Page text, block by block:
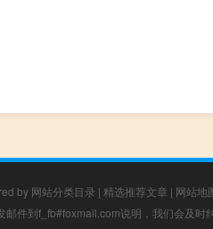
by 网站分类目录 | 精选推荐文章 | 网站地
件到f_fb#foxmail.com说明，我们会及时